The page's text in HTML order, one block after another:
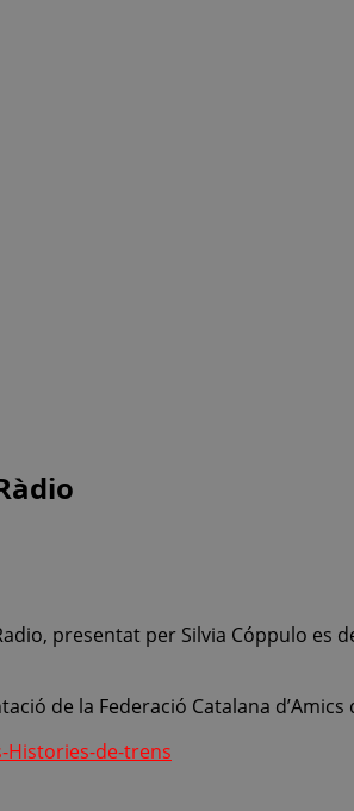
presentat per Silvia Cóppulo es
de la Federació Catalana d’Amics
Histories-de-trens